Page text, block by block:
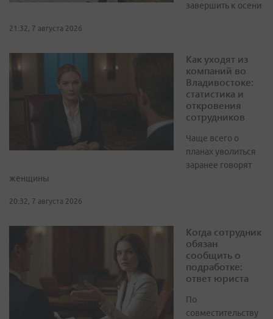
завершить к осени
21:32, 7 августа 2026
Как уходят из
компаний во
Владивостоке:
статистика и
откровения
сотрудников
Чаще всего о
планах уволиться
заранее говорят
женщины
20:32, 7 августа 2026
Когда сотрудник
обязан
сообщить о
подработке:
ответ юриста
По
совместительству